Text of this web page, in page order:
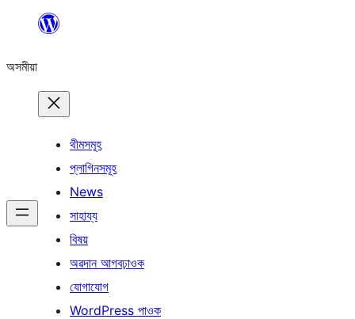
বিষয়বস্তুলৈ
অসমীয়া
থীমসমূহ
প্লাগিনসমূহ
News
সাহায্য
বিষয়
অৱদান আগবঢ়াওক
যোগাযোগ
WordPress পাওক